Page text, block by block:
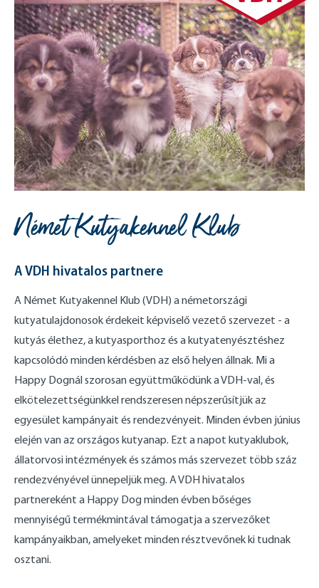
Német Kutyakennel Klub
A VDH hivatalos partnere
A Német Kutyakennel Klub (VDH) a németországi
kutyatulajdonosok érdekeit képviselő vezető szervezet - a
kutyás élethez, a kutyasporthoz és a kutyatenyésztéshez
kapcsolódó minden kérdésben az első helyen állnak. Mi a
Happy Dognál szorosan együttműködünk a VDH-val, és
elkötelezettségünkkel rendszeresen népszerűsítjük az
egyesület kampányait és rendezvényeit. Minden évben június
elején van az országos kutyanap. Ezt a napot kutyaklubok,
állatorvosi intézmények és számos más szervezet több száz
rendezvényével ünnepeljük meg. A VDH hivatalos
partnereként a Happy Dog minden évben bőséges
mennyiségű termékmintával támogatja a szervezőket
kampányaikban, amelyeket minden résztvevőnek ki tudnak
osztani.